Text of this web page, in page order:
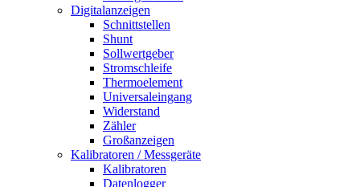
Digitalanzeigen
Schnittstellen
Shunt
Sollwertgeber
Stromschleife
Thermoelement
Universaleingang
Widerstand
Zähler
Großanzeigen
Kalibratoren / Messgeräte
Kalibratoren
Datenlogger